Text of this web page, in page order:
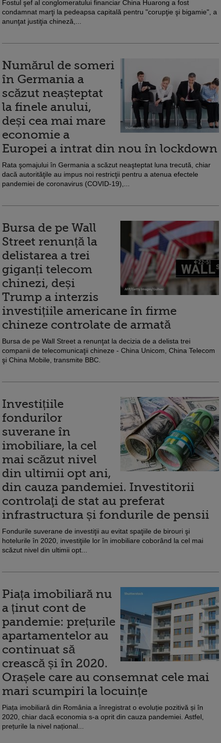
Fostul şef al conglomeratului financiar China Huarong a fost
condamnat marţi la pedeapsa capitală pentru "corupţie şi bigamie", a
anunţat justiţia chineză,...
Numărul de someri
în Germania a
scăzut neașteptat
la finele anului,
deși cea mai mare
economie a
Europei a intrat din nou în lockdown
Rata şomajului în Germania a scăzut neaşteptat luna trecută, chiar
dacă autorităţile au impus noi restricţii pentru a atenua efectele
pandemiei de coronavirus (COVID-19),...
Bursa de pe Wall
Street renunță la
delistarea a trei
giganți telecom
chinezi, deși
Trump a interzis
investițiile americane în firme
chineze controlate de armată
Bursa de pe Wall Street a renunţat la decizia de a delista trei
companii de telecomunicaţii chineze - China Unicom, China Telecom
şi China Mobile, transmite BBC.
Investițiile
fondurilor
suverane în
imobiliare, la cel
mai scăzut nivel
din ultimii opt ani,
din cauza pandemiei. Investitorii
controlaţi de stat au preferat
infrastructura și fondurile de pensii
Fondurile suverane de investiţii au evitat spaţiile de birouri şi
hotelurile în 2020, investiţiile lor în imobiliare coborând la cel mai
scăzut nivel din ultimii opt...
Piața imobiliară nu
a ținut cont de
pandemie: prețurile
apartamentelor au
continuat să
crească și în 2020.
Orașele care au consemnat cele mai
mari scumpiri la locuințe
Piața imobiliară din România a înregistrat o evoluție pozitivă și în
2020, chiar dacă economia s-a oprit din cauza pandemiei. Astfel,
prețurile la nivel național...